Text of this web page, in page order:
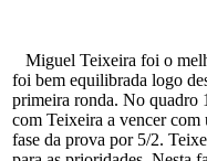
Miguel Teixeira foi o
foi bem equilibrada logo
primeira ronda. No quadro
com Teixeira a vencer com
fase da prova por 5/2.